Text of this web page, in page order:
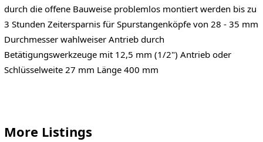
durch die offene Bauweise problemlos montiert werden bis zu
3 Stunden Zeitersparnis für Spurstangenköpfe von 28 - 35 mm
Durchmesser wahlweiser Antrieb durch
Betätigungswerkzeuge mit 12,5 mm (1/2") Antrieb oder
Schlüsselweite 27 mm Länge 400 mm
More Listings